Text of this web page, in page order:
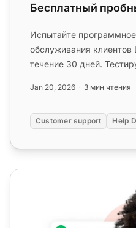
Бесплатный
Испытайте
обслуживания клиентов
течение 30 дней.
Jan 20, 2026 3 мин чтения
Customer support Help
Альтернативы колл-